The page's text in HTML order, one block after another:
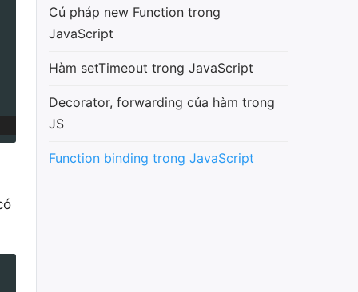
Cú pháp new Function trong
JavaScript
Hàm setTimeout trong JavaScript
Decorator, forwarding của hàm trong
JS
Function binding trong JavaScript